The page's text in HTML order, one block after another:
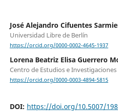
José Alejandro Cifuentes
Universidad Libre de Berlín
https://orcid.org/0000-0002-4645-1937
Lorena Beatriz Elisa Guerrero
Centro de Estudios e Investigaciones
https://orcid.org/0000-0003-4894-5815
DOI: https://doi.org/10.5007/